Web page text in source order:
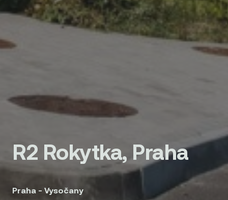
R2 Rokytka, Praha
Praha - Vysočany